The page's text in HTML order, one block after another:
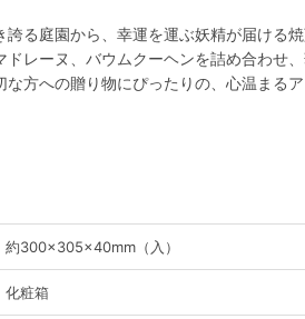
誇る庭園から、幸運を運ぶ妖精が届ける
ドレーヌ、バウムクーヘンを詰め合わせ
方への贈り物にぴったりの、心温まるア
約300×305×40mm（入）
化粧箱